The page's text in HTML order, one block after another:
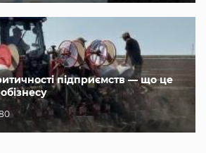
підприємств — що це